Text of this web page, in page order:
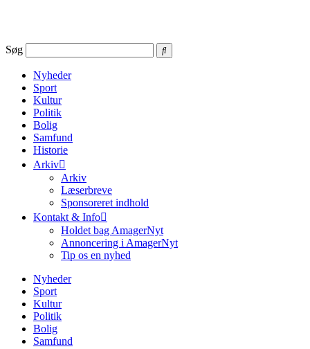
Søg
Nyheder
Sport
Kultur
Politik
Bolig
Samfund
Historie
Arkiv
Arkiv
Læserbreve
Sponsoreret indhold
Kontakt & Info
Holdet bag AmagerNyt
Annoncering i AmagerNyt
Tip os en nyhed
Nyheder
Sport
Kultur
Politik
Bolig
Samfund